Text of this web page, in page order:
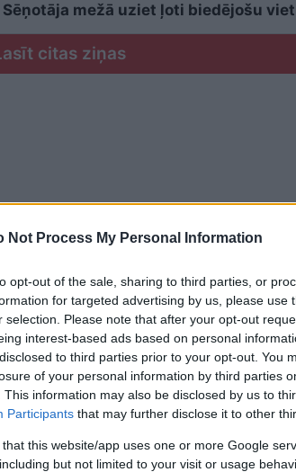
Not Process My Personal Information
opt-out of the sale, sharing to third parties, or
for targeted advertising by us, please use
selection. Please note that after your opt-out
interest-based ads based on personal
to third parties prior to your opt-out. You
of your personal information by third parties
This information may also be disclosed by us to
Participants that may further disclose it to other
that this website/app uses one or more Google
but not limited to your visit or usage
mežā uziet ļoti biedējošu
citas ziņas
izsaucas, kā gan tas iespējams 21.
Tā ļaus izprast, ka